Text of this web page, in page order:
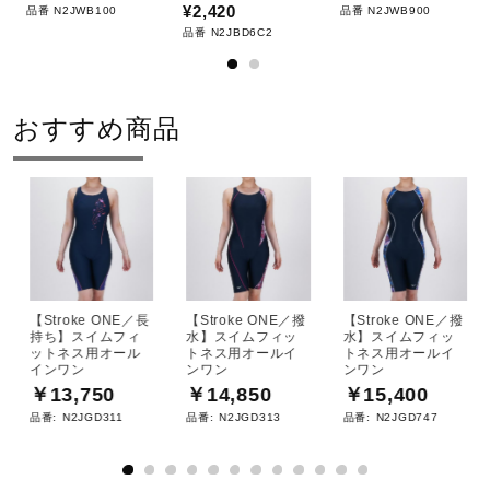
ドライクリーニング禁止
ウエットクリーニング禁止
品番 N2JWB100 ¥2,420
品番 N2JBD6C2
品番 N2JWB900
おすすめ商品
【Stroke ONE／長
持ち】スイムフィ
ットネス用オール
インワン
￥13,750
品番: N2JGD311
【Stroke ONE／撥
水】スイムフィッ
トネス用オールイ
ンワン
￥14,850
品番: N2JGD313
【Stroke ONE／撥
水】スイムフィッ
トネス用オールイ
ンワン
￥15,400
品番: N2JGD747